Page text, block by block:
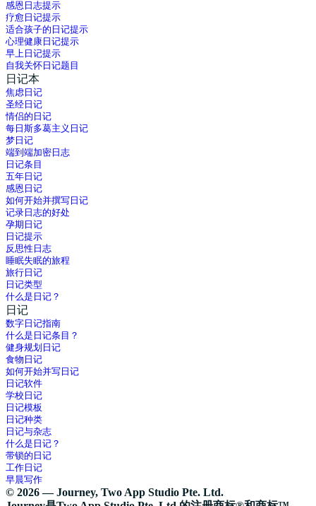
感恩日志提示
疗愈日记提示
适合孩子的日记提示
心理健康日记提示
早上日记提示
自我关怀日记题目
日记本
焦虑日记
圣经日记
情侣的日记
每日斯多葛主义日记
梦日记
端到端加密日志
日记条目
五年日记
感恩日记
如何开始并撰写日记
记录日志的好处
孕期日记
日记提示
反思性日志
睡眠失眠的旅程
旅行日记
日记类型
什么是日记？
日记
数字日记指南
什么是日记条目？
健身规划日记
食物日记
如何开始并写日记
日记软件
学校日记
日记模板
日记种类
日记与杂志
什么是日记？
带锁的日记
工作日记
早晨写作
© 2026 — Journey, Two App Studio Pte. Ltd.